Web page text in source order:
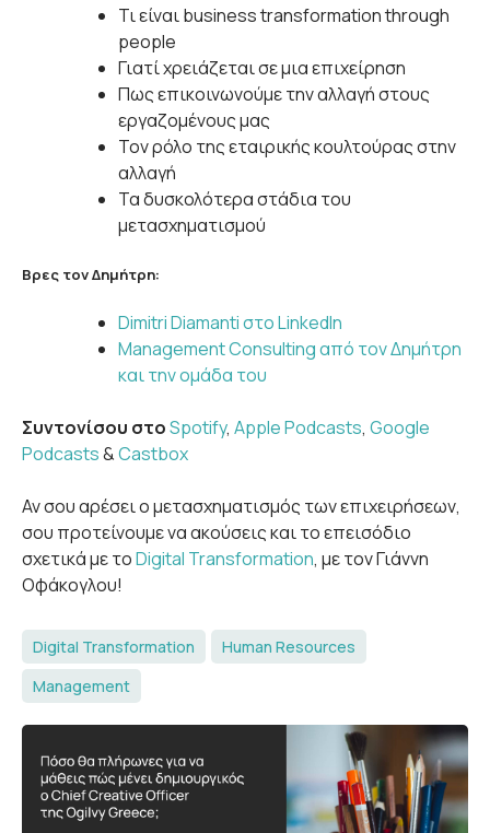
Τι είναι business transformation through
people
Γιατί χρειάζεται σε μια επιχείρηση
Πως επικοινωνούμε την αλλαγή στους
εργαζομένους μας
Τον ρόλο της εταιρικής κουλτούρας στην
αλλαγή
Τα δυσκολότερα στάδια του
μετασχηματισμού
Βρες τον Δημήτρη:
Dimitri Diamanti στο LinkedIn
Management Consulting από τον Δημήτρη
και την ομάδα του
Συντονίσου στοSpotify, Apple Podcasts, Google
Podcasts&Castbox
Αν σου αρέσει ο μετασχηματισμός των επιχειρήσεων,
σου προτείνουμε να ακούσεις και το επεισόδιο
σχετικά με τοDigital Transformation, με τον Γιάννη
Οφάκογλου!
Digital Transformation
Human Resources
Management